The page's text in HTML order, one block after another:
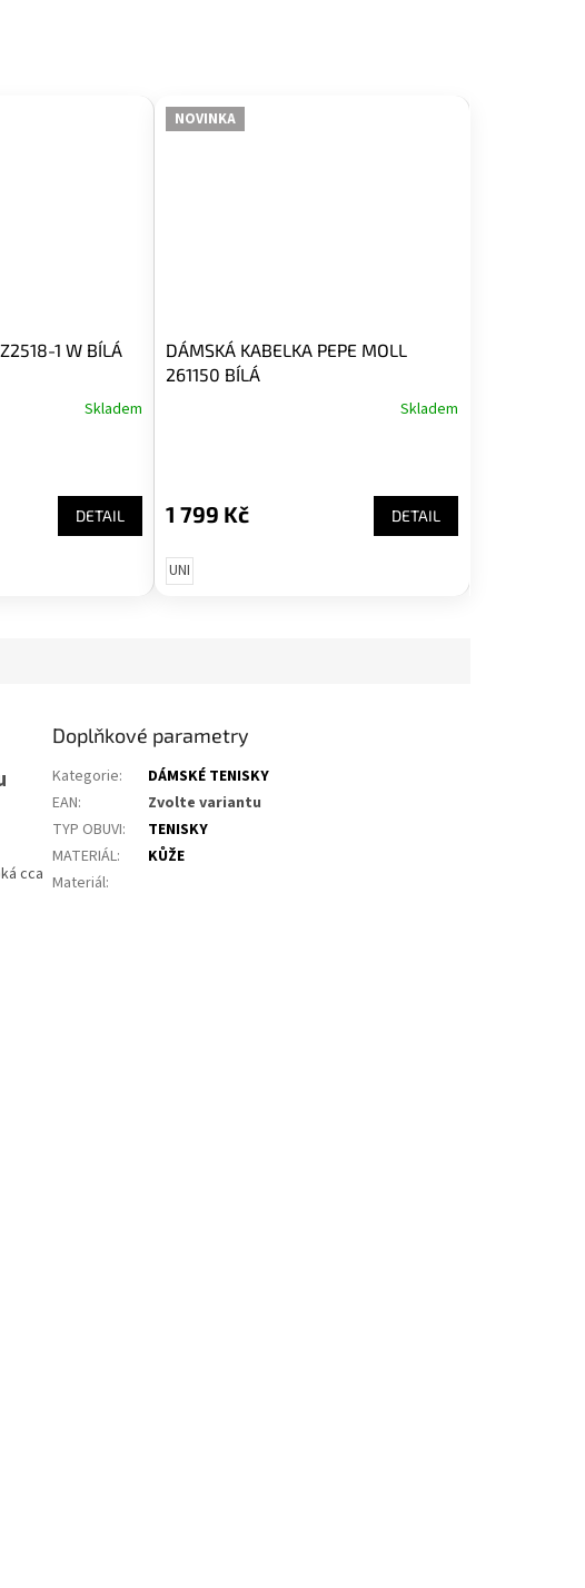
1 W BÍLÁ
Skladem
DETAIL
NOVINKA
DÁMSKÁ KABELKA PEPE MOLL
261150 BÍLÁ
Skladem
1 799 Kč DETAIL
UNI
cca
Doplňkové parametry
Kategorie:
DÁMSKÉ TENISKY
EAN:
Zvolte variantu
TYP OBUVI:
TENISKY
MATERIÁL:
KŮŽE
Materiál: